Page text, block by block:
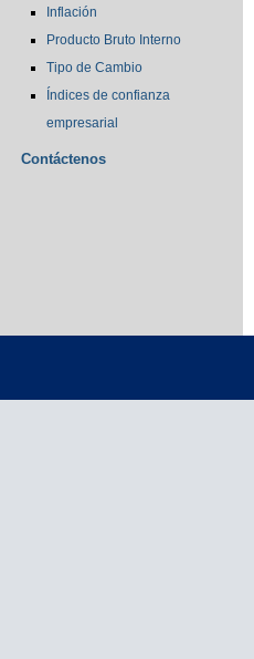
Inflación
Producto Bruto Interno
Tipo de Cambio
Índices de confianza
empresarial
Contáctenos